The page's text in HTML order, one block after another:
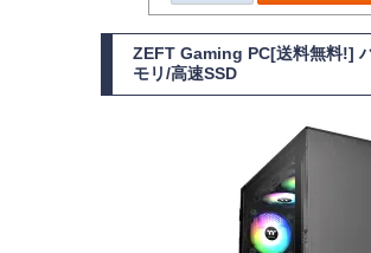
ZEFT Gaming PC[送料無料!]
モリ/高速SSD